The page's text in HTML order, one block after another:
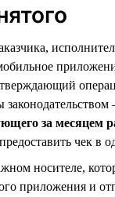
за месяцем
чек в
носителе,
приложения и